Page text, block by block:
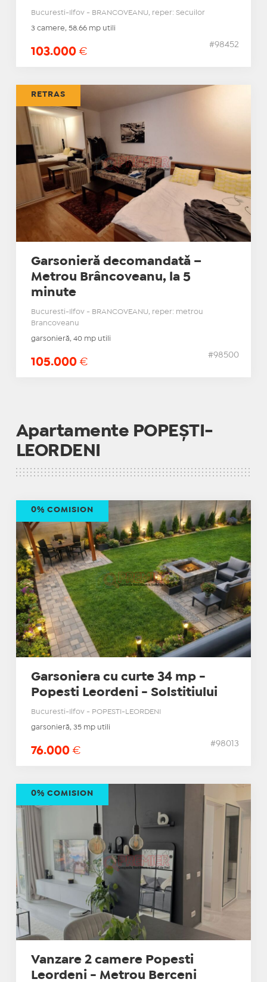
Bucuresti-Ilfov - BRANCOVEANU, reper: Secuilor
3 camere, 58.66 mp utili
103.000 €
#98452
Garsonieră decomandată –
Metrou Brâncoveanu, la 5
minute
Bucuresti-Ilfov - BRANCOVEANU, reper: metrou
Brancoveanu
garsonieră, 40 mp utili
105.000 €
#98500
RETRAS
Apartamente POPEȘTI-
LEORDENI
Garsoniera cu curte 34 mp -
Popesti Leordeni - Solstitiului
Bucuresti-Ilfov - POPESTI-LEORDENI
garsonieră, 35 mp utili
76.000 €
#98013
0% COMISION
Vanzare 2 camere Popesti
Leordeni - Metrou Berceni
0% COMISION